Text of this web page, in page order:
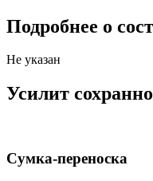
Подробнее о
Не указан
Усилит
Сумка-переноска